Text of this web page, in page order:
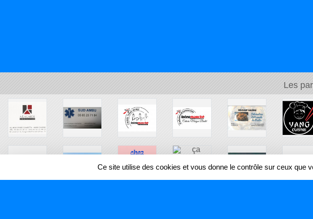
Les
Ce site utilise des cookies et vous donne le contrôle sur ceux que